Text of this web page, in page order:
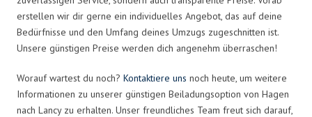
erstellen wir dir gerne ein individuelles Angebot, das auf deine
Bedürfnisse und den Umfang deines Umzugs zugeschnitten ist.
Unsere günstigen Preise werden dich angenehm überraschen!
Worauf wartest du noch? Kontaktiere uns noch heute, um weitere
Informationen zu unserer günstigen Beiladungsoption von Hagen
nach Lancy zu erhalten. Unser freundliches Team freut sich darauf,